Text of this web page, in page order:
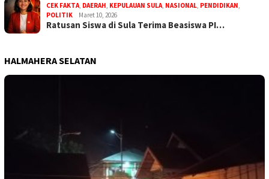
CEK FAKTA, DAERAH, KEPULAUAN SULA, NASIONAL, PENDIDIKAN,
POLITIK
Maret 10, 2026
Ratusan Siswa di Sula Terima Beasiswa PI…
HALMAHERA SELATAN